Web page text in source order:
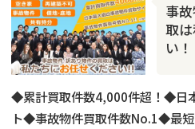
事
取
い！
◆累計買取件数4,000件超！◆日
ト◆事故物件買取件数No.1◆最